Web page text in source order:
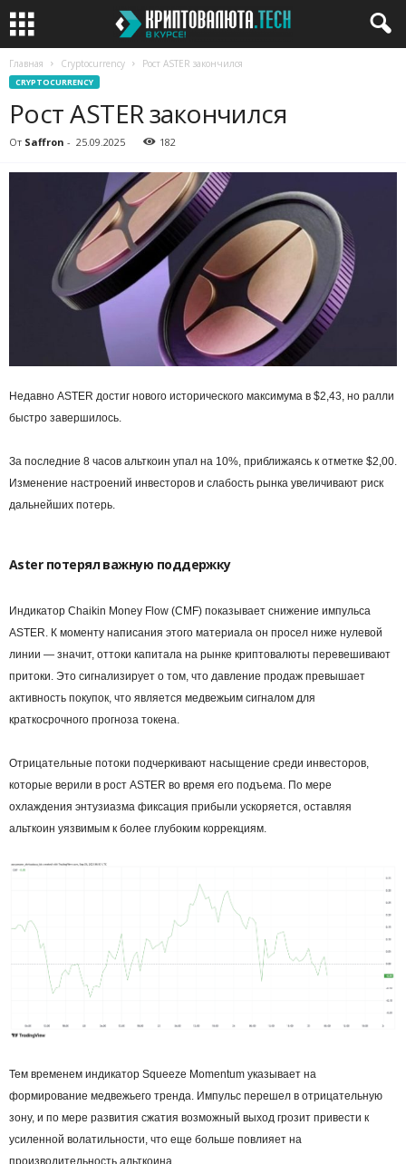
Главная Cryptocurrency Рост ASTER закончился
CRYPTOCURRENCY
Рост ASTER закончился
От Saffron - 25.09.2025 182
Недавно ASTER достиг нового исторического максимума в $2,43, но ралли
быстро завершилось.
За последние 8 часов альткоин упал на 10%, приближаясь к отметке $2,00.
Изменение настроений инвесторов и слабость рынка увеличивают риск
дальнейших потерь.
Aster потерял важную поддержку
Индикатор Chaikin Money Flow (CMF) показывает снижение импульса
ASTER. К моменту написания этого материала он просел ниже нулевой
линии — значит, оттоки капитала на рынке криптовалюты перевешивают
притоки. Это сигнализирует о том, что давление продаж превышает
активность покупок, что является медвежьим сигналом для
краткосрочного прогноза токена.
Отрицательные потоки подчеркивают насыщение среди инвесторов,
которые верили в рост ASTER во время его подъема. По мере
охлаждения энтузиазма фиксация прибыли ускоряется, оставляя
альткоин уязвимым к более глубоким коррекциям.
Тем временем индикатор Squeeze Momentum указывает на
формирование медвежьего тренда. Импульс перешел в отрицательную
зону, и по мере развития сжатия возможный выход грозит привести к
усиленной волатильности, что еще больше повлияет на
производительность альткоина.